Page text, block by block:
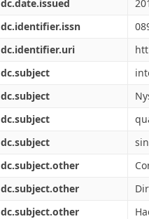
dc.date.issued
dc.identifier.issn
dc.identifier.uri
dc.subject
dc.subject
dc.subject
dc.subject
dc.subject.other
dc.subject.other
dc.subject.other